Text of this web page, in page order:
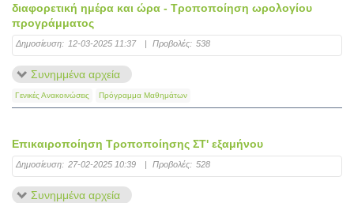
διαφορετική ημέρα και ώρα - Τροποποίηση ωρολογίου
προγράμματος
Δημοσίευση: 12-03-2025 11:37 | Προβολές: 538
Συνημμένα αρχεία
Γενικές Ανακοινώσεις Πρόγραμμα Μαθημάτων
Επικαιροποίηση Τροποποίησης ΣΤ' εξαμήνου
Δημοσίευση: 27-02-2025 10:39 | Προβολές: 528
Συνημμένα αρχεία